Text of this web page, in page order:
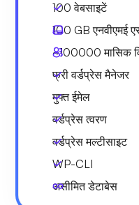
100 वेबसाइटें
100 GB एनवीएमई
~100000 मासिक
फ्री वर्डप्रेस मैनेजर
मुफ्त ईमेल
वर्डप्रेस त्वरण
वर्डप्रेस मल्टीसाइट
WP-CLI
असीमित डेटाबेस